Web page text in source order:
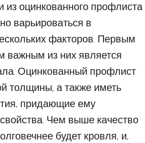
из оцинкованного профлиста
варьироваться в
факторов. Первым
важным из них является
Оцинкованный профлист
толщины, а также иметь
придающие ему
Чем выше качество
будет кровля, и,